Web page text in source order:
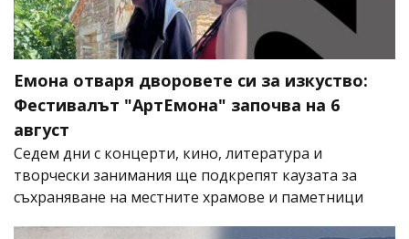
Емона отваря дворовете си за изкуство:
Фестивалът "АртЕмона" започва на 6
август
Седем дни с концерти, кино, литература и
творчески занимания ще подкрепят каузата за
съхраняване на местните храмове и паметници